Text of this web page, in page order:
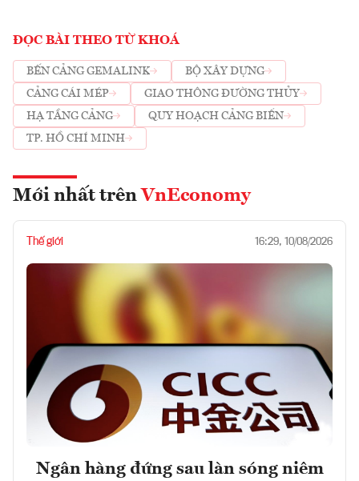
ĐỌC BÀI THEO TỪ KHOÁ
BẾN CẢNG GEMALINK
BỘ XÂY DỰNG
CẢNG CÁI MÉP
GIAO THÔNG ĐƯỜNG THỦY
HẠ TẦNG CẢNG
QUY HOẠCH CẢNG BIỂN
TP. HỒ CHÍ MINH
Mới nhất trên VnEconomy
Thế giới 16:29, 10/08/2026
Ngân hàng đứng sau làn sóng niêm